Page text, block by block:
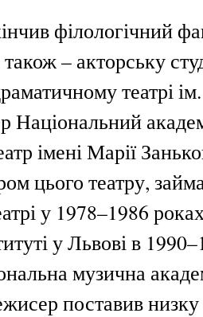
філологічний
також – акторську
театрі
Національний
імені Марії
цього театру,
у 1978–1986
у Львові в
музична
поставив